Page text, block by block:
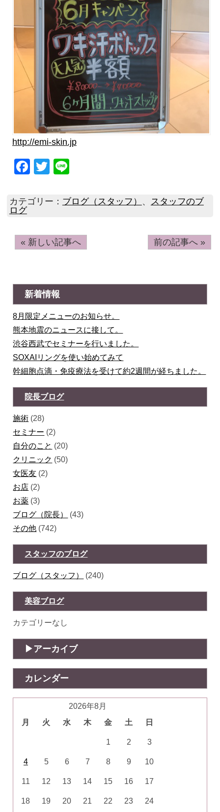
http://emi-skin.jp
Facebook
Twitter
Line
カテゴリー： ブログ（スタッフ） 、 スタッフのブ
ログ
« 新しい記事へ 前の記事へ »
新着情報
8月限定メニューのお知らせ。
熊本地震のニュースに接して。
渋谷西武でセミナーを行いました。
SOXAIリングを使い始めてみて
幹細胞点滴・免疫療法を受けて約2週間が経ちました。
院長ブログ
施術 (28)
セミナー (2)
自分のこと (20)
クリニック (50)
女医友 (2)
お店 (2)
お薬 (3)
ブログ（院長）
(43)
その他 (742)
スタッフのブログ
ブログ（スタッフ） (240)
美容ブログ
カテゴリーなし
アーカイブ
カレンダー
2026年8月
月
火 水 木 金 土 日
1 2 3
4 5 6 7 8 9 10
11 12 13 14 15 16 17
18 19 20 21 22 23 24